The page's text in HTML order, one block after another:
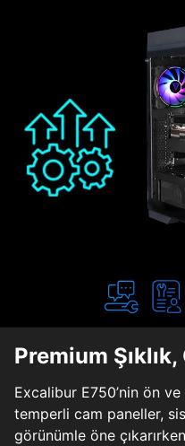
Premium
Excalibur E750’nin ön
temperli cam paneller,
görünümle öne